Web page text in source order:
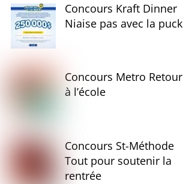
Concours Kraft Dinner
Niaise pas avec la puck
Concours Metro Retour
à l’école
Concours St-Méthode
Tout pour soutenir la
rentrée